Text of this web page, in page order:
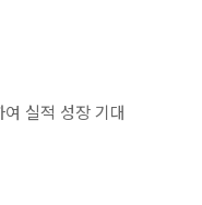
실적 성장 기대